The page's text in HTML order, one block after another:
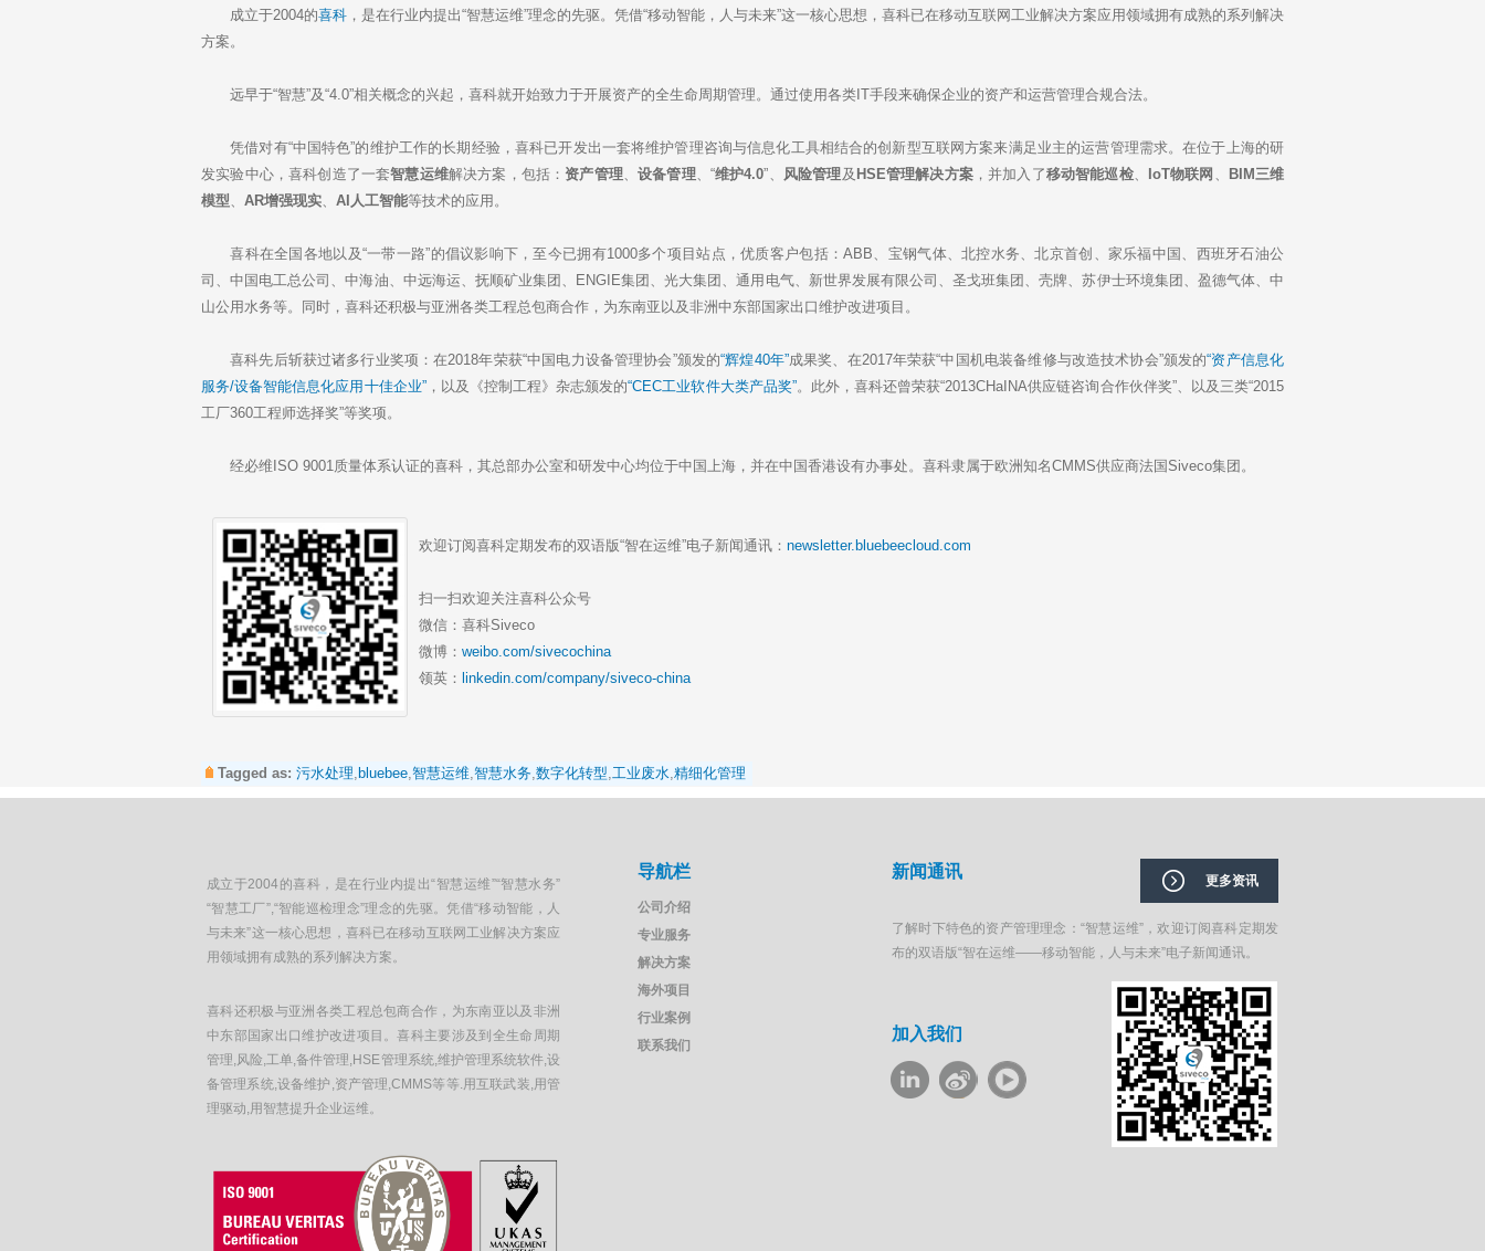
成立于2004的喜科 ，是在行业内提出“智慧运维”理念的先驱。凭借“移动智能，人与未来”这一核心思想，喜科已在移动互联网工业解决方案应用领域拥有成熟的系列解决
方案。
远早于“智慧”及“4.0”相关概念的兴起，喜科就开始致力于开展资产的全生命周期管理。通过使用各类IT手段来确保企业的资产和运营管理合规合法。
凭借对有“中国特色”的维护工作的长期经验，喜科已开发出一套将维护管理咨询与信息化工具相结合的创新型互联网方案来满足业主的运营管理需求。在位于上海的研
发实验中心，喜科创造了一套智慧运维解决方案，包括： 资产管理、设备管理、“维护4.0”、 风险管理及 HSE管理解决方案，并加入了移动智能巡检、 IoT物联网 、
BIM三维
模型、 AR增强现实、 AI人工智能等技术的应用。
喜科在全国各地以及“一带一路”的倡议影响下，至今已拥有1000多个项目站点，优质客户包括：ABB、宝钢气体、北控水务、北京首创、家乐福中国、西班牙石油公
司、中国电工总公司、中海油、中远海运、抚顺矿业集团、ENGIE集团、光大集团、通用电气、新世界发展有限公司、圣戈班集团、壳牌、苏伊士环境集团、盈德气体、中
山公用水务等。同时，喜科还积极与亚洲各类工程总包商合作，为东南亚以及非洲中东部国家出口维护改进项目。
喜科先后斩获过诸多行业奖项：在2018年荣获“中国电力设备管理协会”颁发的“辉煌40年”成果奖、在2017年荣获“中国机电装备维修与改造技术协会”颁发的“资产信息化
服务/设备智能信息化应用十佳企业”，以及《控制工程》杂志颁发的“CEC工业软件大类产品奖”。此外，喜科还曾荣获“2013CHaINA供应链咨询合作伙伴奖”、以及三类“2015
工厂360工程师选择奖”等奖项。
经必维ISO 9001质量体系认证的喜科，其总部办公室和研发中心均位于中国上海，并在中国香港设有办事处。喜科隶属于欧洲知名CMMS供应商法国Siveco集团。
欢迎订阅喜科定期发布的双语版“智在运维”电子新闻通讯： newsletter.bluebeecloud.com
扫一扫欢迎关注喜科公众号
微信：喜科Siveco
微博： weibo.com/sivecochina
领英： linkedin.com/company/siveco-china
Tagged as: 污水处理, bluebee,智慧运维,智慧水务,数字化转型,工业废水,精细化管理
成立于2004的喜科，是在行业内提出“智慧运维”“智慧水务”
“智慧工厂”,“智能巡检理念”理念的先驱。凭借“移动智能，人
与未来”这一核心思想，喜科已在移动互联网工业解决方案应
用领域拥有成熟的系列解决方案。
喜科还积极与亚洲各类工程总包商合作，为东南亚以及非洲
中东部国家出口维护改进项目。喜科主要涉及到全生命周期
管理,风险,工单,备件管理,HSE管理系统,维护管理系统软件,设
备管理系统,设备维护,资产管理,CMMS等等.用互联武装,用管
理驱动,用智慧提升企业运维。
导航栏
公司介绍
专业服务
解决方案
海外项目
行业案例
联系我们
新闻通讯 更多资讯
了解时下特色的资产管理理念：“智慧运维”，欢迎订阅喜科定期发
布的双语版“智在运维——移动智能，人与未来”电子新闻通讯。
加入我们